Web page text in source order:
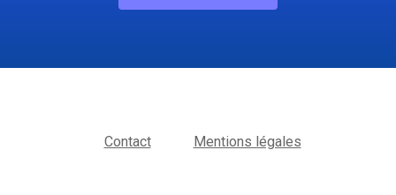
Contact Mentions légales